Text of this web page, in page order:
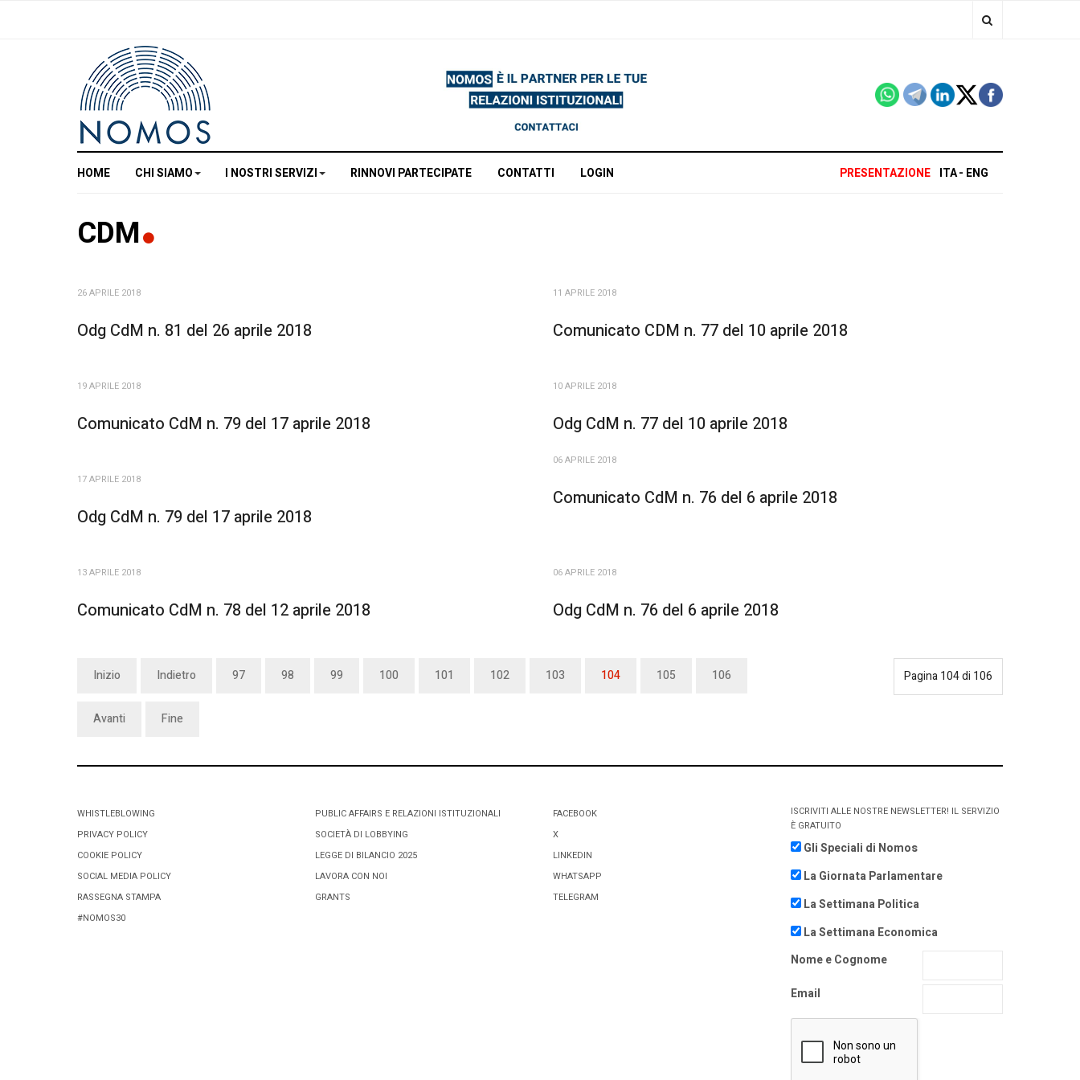
HOME CHI SIAMO I NOSTRI SERVIZI RINNOVI PARTECIPATE CONTATTI LOGIN PRESENTAZIONE ITA ENG
CDM
26 APRILE 2018
Odg CdM n. 81 del 26 aprile 2018
11 APRILE 2018
Comunicato CDM n. 77 del 10 aprile 2018
19 APRILE 2018
Comunicato CdM n. 79 del 17 aprile 2018
10 APRILE 2018
Odg CdM n. 77 del 10 aprile 2018
17 APRILE 2018
Odg CdM n. 79 del 17 aprile 2018
06 APRILE 2018
Comunicato CdM n. 76 del 6 aprile 2018
13 APRILE 2018
Comunicato CdM n. 78 del 12 aprile 2018
06 APRILE 2018
Odg CdM n. 76 del 6 aprile 2018
Pagina 104 di 106
Inizio Indietro 97 98 99 100 101 102 103 104 105 106
Avanti Fine
WHISTLEBLOWING
PRIVACY POLICY
COOKIE POLICY
SOCIAL MEDIA POLICY
RASSEGNA STAMPA
#NOMOS30
PUBLIC AFFAIRS E RELAZIONI ISTITUZIONALI
SOCIETÀ DI LOBBYING
LEGGE DI BILANCIO 2025
LAVORA CON NOI
GRANTS
FACEBOOK
X
LINKEDIN
WHATSAPP
TELEGRAM
ISCRIVITI ALLE NOSTRE NEWSLETTER! IL SERVIZIO
È GRATUITO
Gli Speciali di Nomos
La Giornata Parlamentare
La Settimana Politica
La Settimana Economica
Nome e Cognome
Email